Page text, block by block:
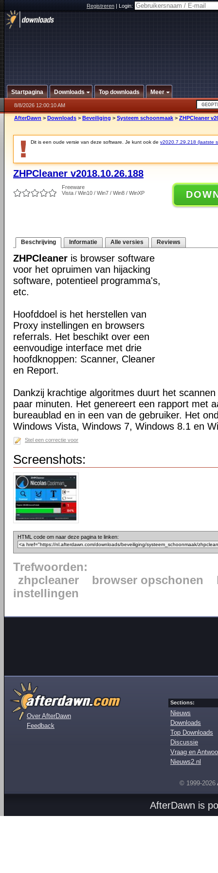
Registreren|Login:
Startpagina Downloads Top downloads Meer
8/8/2026 12:00:10 AM
AfterDawn > Downloads > Beveiliging > Systeem schoonmaak > ZHPCleaner
Dit is een oude versie van deze software. Je kunt ook de v2020.7.29.218 (laatste
ZHPCleaner v2018.10.26.188
Freeware
Vista / Win10 / Win7 / Win8 / WinXP
Beschrijving Informatie Alle versies Reviews
ZHPCleaner is browser software
voor het opruimen van hijacking
software, potentieel programma's,
etc.
Hoofddoel is het herstellen van
Proxy instellingen en browsers
referrals. Het beschikt over een
eenvoudige interface met drie
hoofdknoppen: Scanner, Cleaner
en Report.
Dankzij krachtige algoritmes duurt het
paar minuten. Het genereert een rapport met
bureaublad en in een van de gebruiker. Het
Windows Vista, Windows 7, Windows 8.1 en
Stel een correctie voor
Screenshots:
HTML code om naar deze pagina te linken:
Trefwoorden:
zhpcleaner
browser opschonen
instellingen
Over AfterDawn
Feedback
Sections:
Nieuws
Downloads
Top Downloads
Discussie
Vraag en
Nieuws2.nl
© 1999-2026
AfterDawn is